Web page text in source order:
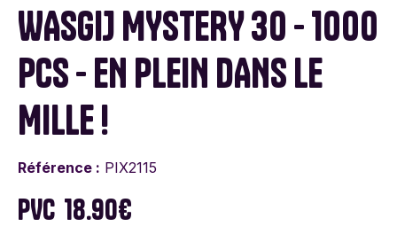
WASGIJ MYSTERY 30 - 1000
PCS - EN PLEIN DANS LE
MILLE !
Référence : PIX2115
PVC 18.90€